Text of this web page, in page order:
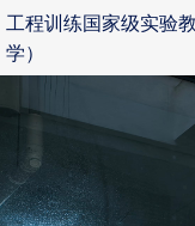
工程训练国家级实验
学）